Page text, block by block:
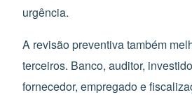
urgência.
A revisão preventiva também
terceiros. Banco, auditor,
fornecedor, empregado e